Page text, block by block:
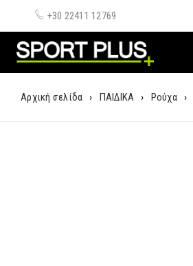
+30 22411 12769
Αρχική σελίδα › ΠΑΙΔΙΚΑ › Ρούχα ›